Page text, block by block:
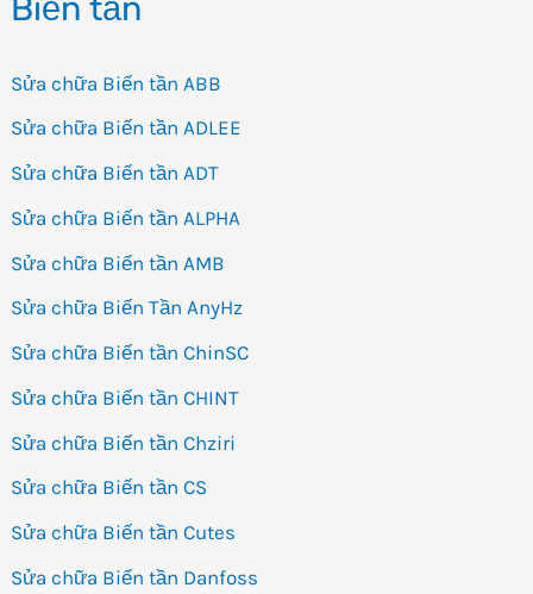
Biến tần
Sửa chữa Biến tần ABB
Sửa chữa Biến tần ADLEE
Sửa chữa Biến tần ADT
Sửa chữa Biến tần ALPHA
Sửa chữa Biến tần AMB
Sửa chữa Biến Tần AnyHz
Sửa chữa Biến tần ChinSC
Sửa chữa Biến tần CHINT
Sửa chữa Biến tần Chziri
Sửa chữa Biến tần CS
Sửa chữa Biến tần Cutes
Sửa chữa Biến tần Danfoss